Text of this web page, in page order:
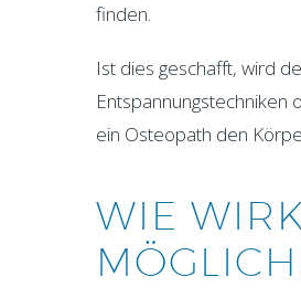
finden.
Ist dies geschafft, wird
ein Osteopath den
WIE